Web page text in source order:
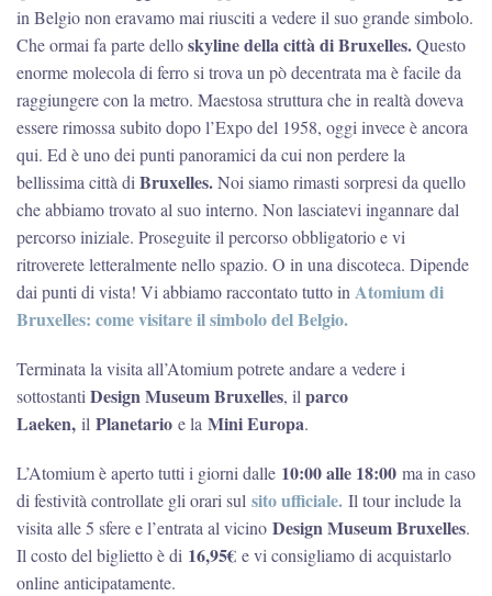
in Belgio non eravamo mai riusciti a vedere il suo grande simbolo.
Che ormai fa parte delloskyline della città di Bruxelles.Questo
enorme molecola di ferro si trova un pò decentrata ma è facile da
raggiungere con la metro. Maestosa struttura che in realtà doveva
essere rimossa subito dopo l’Expo del 1958, oggi invece è ancora
qui. Ed è uno dei punti panoramici da cui non perdere la
bellissima città diBruxelles.Noi siamo rimasti sorpresi da quello
che abbiamo trovato al suo interno. Non lasciatevi ingannare dal
percorso iniziale. Proseguite il percorso obbligatorio e vi
ritroverete letteralmente nello spazio. O in una discoteca. Dipende
dai punti di vista! Vi abbiamo raccontato tutto inAtomium di
Bruxelles: come visitare il simbolo del Belgio.
Terminata la visita all’Atomium potrete andare a vedere i
sottostantiDesign Museum Bruxelles, ilparco
Laeken, il Planetario e la Mini Europa.
L’Atomium è aperto tutti i giorni dalle 10:00 alle 18:00 ma in caso
di festività controllate gli orari sul sito ufficiale. Il tour include la
visita alle 5 sfere e l’entrata al vicino Design Museum Bruxelles.
Il costo del biglietto è di 16,95€ e vi consigliamo di acquistarlo
online anticipatamente.